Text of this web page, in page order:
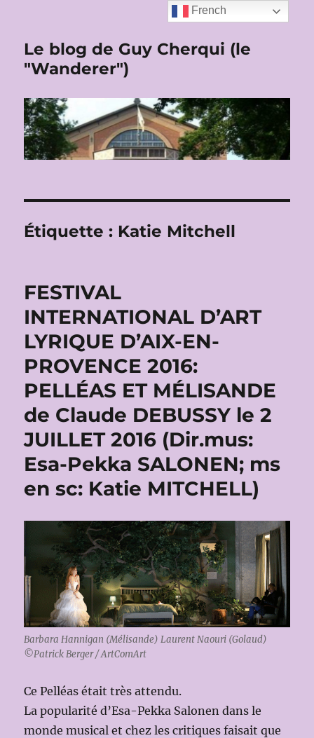
Le blog de Guy Cherqui (le
"Wanderer")
Étiquette : Katie Mitchell
FESTIVAL
INTERNATIONAL D’ART
LYRIQUE D’AIX-EN-
PROVENCE 2016:
PELLÉAS ET MÉLISANDE
de Claude DEBUSSY le 2
JUILLET 2016 (Dir.mus:
Esa-Pekka SALONEN; ms
en sc: Katie MITCHELL)
Barbara Hannigan (Mélisande) Laurent Naouri (Golaud)
©Patrick Berger / ArtComArt
Ce Pelléas était très attendu.
La popularité d’Esa-Pekka Salonen dans le
monde musical et chez les critiques faisait que
French